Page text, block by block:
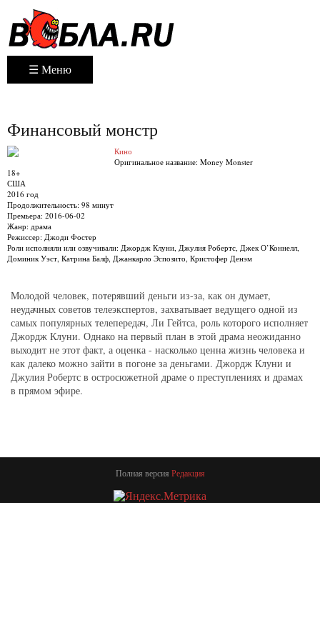
☰ Меню
Финансовый монстр
Кино
Оригинальное название: Money Monster
18+
США
2016 год
Продолжительность: 98 минут
Премьера: 2016-06-02
Жанр: драма
Режиссер: Джоди Фостер
Роли исполняли или озвучивали: Джордж Клуни, Джулия Робертс, Джек О’Коннелл,
Доминик Уэст, Катрина Балф, Джанкарло Эспозито, Кристофер Денэм
Молодой человек, потерявший деньги из-за, как он думает,
неудачных советов телеэкспертов, захватывает ведущего одной из
самых популярных телепередач, Ли Гейтса, роль которого исполняет
Джордж Клуни. Однако на первый план в этой драма неожиданно
выходит не этот факт, а оценка - насколько ценна жизнь человека и
как далеко можно зайти в погоне за деньгами. Джордж Клуни и
Джулия Робертс в остросюжетной драме о преступлениях и драмах
в прямом эфире.
Полная версия Редакция